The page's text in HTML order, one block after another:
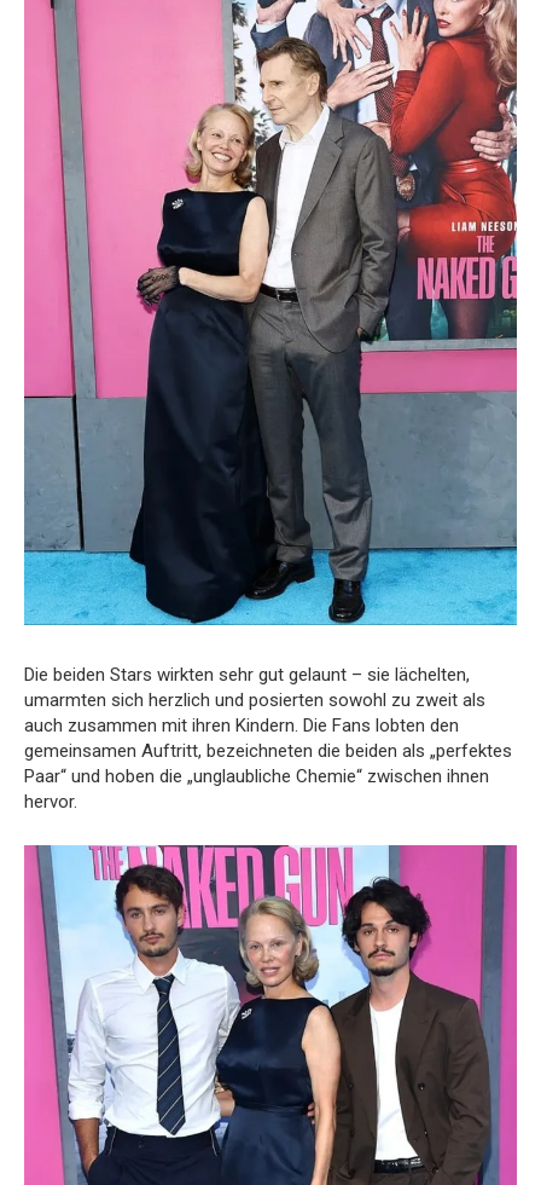
Die beiden Stars wirkten sehr gut gelaunt – sie lächelten,
umarmten sich herzlich und posierten sowohl zu zweit als
auch zusammen mit ihren Kindern. Die Fans lobten den
gemeinsamen Auftritt, bezeichneten die beiden als „perfektes
Paar“ und hoben die „unglaubliche Chemie“ zwischen ihnen
hervor.